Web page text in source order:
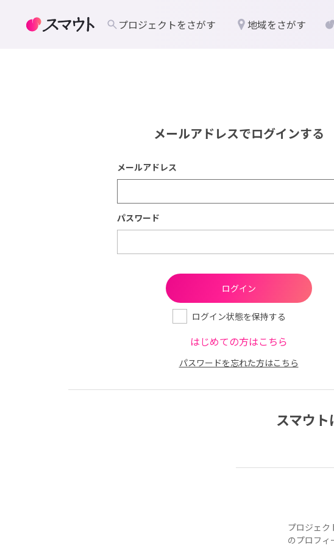
メールアドレスでログインする
メールアドレス
パスワード
ログイン状態を保持する
はじめての方はこちら
パスワードを忘れた方はこちら
スマウ
プロジェク
のプロフィ
プロジェクトをさがす 地域をさがす